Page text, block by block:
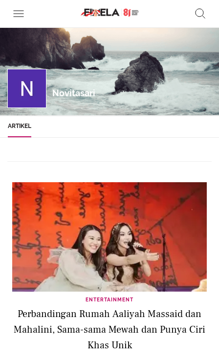
Novitasari
ARTIKEL
ENTERTAINMENT
Perbandingan Rumah Aaliyah Massaid dan
Mahalini, Sama-sama Mewah dan Punya Ciri
Khas Unik